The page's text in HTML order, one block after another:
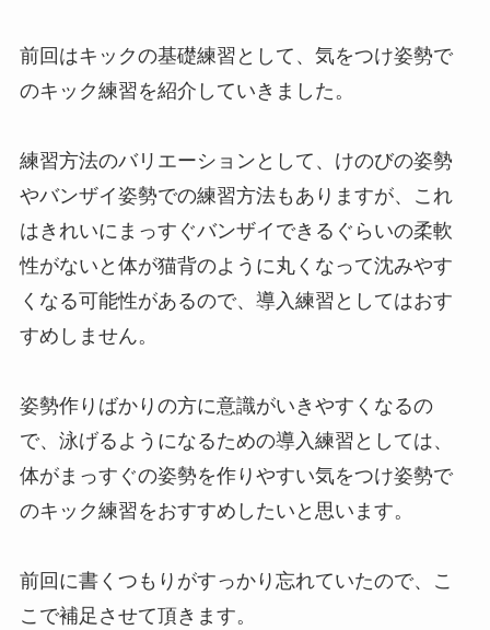
前回はキックの基礎練習として、気をつけ姿勢で
のキック練習を紹介していきました。
練習方法のバリエーションとして、けのびの姿勢
やバンザイ姿勢での練習方法もありますが、これ
はきれいにまっすぐバンザイできるぐらいの柔軟
性がないと体が猫背のように丸くなって沈みやす
くなる可能性があるので、導入練習としてはおす
すめしません。
姿勢作りばかりの方に意識がいきやすくなるの
で、泳げるようになるための導入練習としては、
体がまっすぐの姿勢を作りやすい気をつけ姿勢で
のキック練習をおすすめしたいと思います。
前回に書くつもりがすっかり忘れていたので、こ
こで補足させて頂きます。